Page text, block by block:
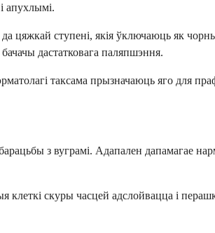
апухлымі.
цяжкай ступені, якія ўключаюць як
дастатковага паляпшэння.
таксама прызначаюць яго для
з вуграмі. Адапален дапамагае
клеткі скуры часцей адслойвацца і